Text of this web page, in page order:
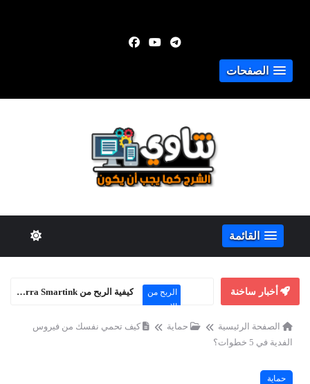
الصفحات
القائمة
أخبار ساخنة
الربح من
الإنترنت
كيفية الربح من Adsterra Smartink حتى بدون موقع إلكتروني
الصفحة الرئيسية حماية
كيف تحمي نفسك من فيروس
الفدية في 5 خطوات؟
حماية